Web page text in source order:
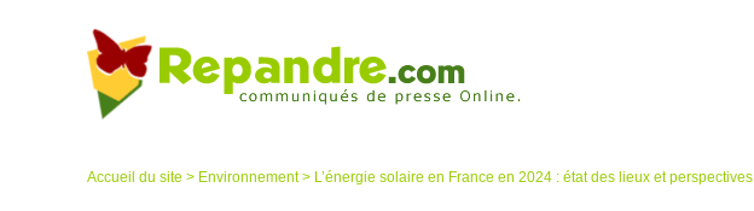
Accueil du site > Environnement> L’énergie solaire en France en 2024 : état des lieux et perspectives